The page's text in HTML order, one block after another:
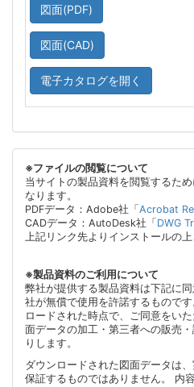
図面(PDF)
図面(CAD)
電子カタログを開く
※ファイルの閲覧について
当サイトの製品資料を閲覧するた
なります。
PDFデータ：Adobe社「 Acrobat
CADデータ：AutoDesk社「 DWG
上記リンク先よりインストールの上
※製品資料のご利用について
弊社が提供する製品資料は下記に
社が無償で使用を許諾するもので
ロードされた時点で、ご同意をい
面データの加工・第三者への販売
りします。
ダウンロードされた図面データは
保証するものではありません。 内